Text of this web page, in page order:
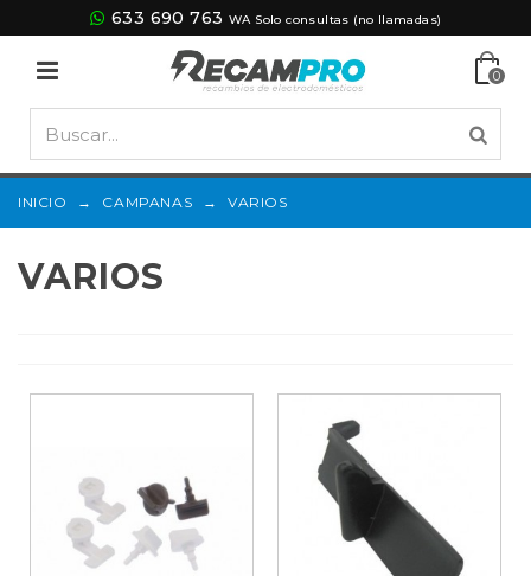
633 690 763 WA Solo consultas (no llamadas)
0
INICIO → CAMPANAS → VARIOS
VARIOS